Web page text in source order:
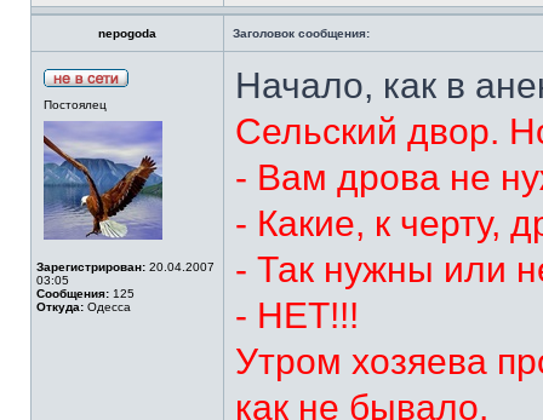
nepogoda Заголовок сообщения:
Постоялец
Зарегистрирован: 20.04.2007
03:05
Сообщения: 125
Откуда: Одесса
Начало, как в
Сельский двор.
- Вам дрова не
- Какие, к
- Так нужны или
- НЕТ!!!
Утром хозяева
как не бывало.